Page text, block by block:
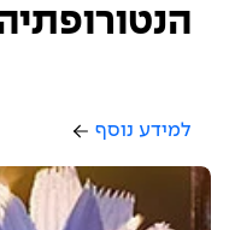
למידע נוסף